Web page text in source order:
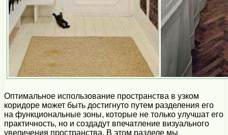
Оптимальное использование пространства в узком
коридоре может быть достигнуто путем разделения его
на функциональные зоны, которые не только улучшат его
практичность, но и создадут впечатление визуального
увеличения пространства. В этом разделе мы